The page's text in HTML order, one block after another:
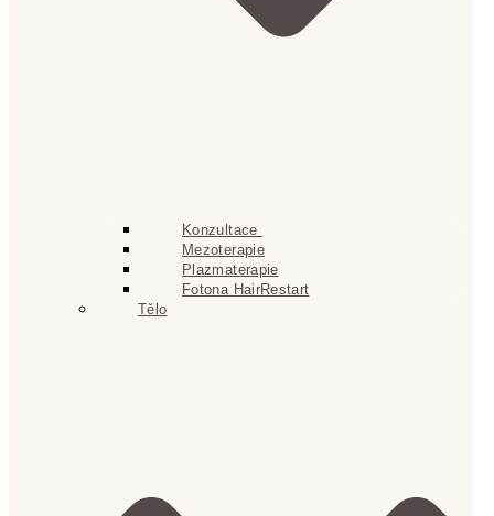
Konzultace
Mezoterapie
Plazmaterapie
Fotona HairRestart
Tělo